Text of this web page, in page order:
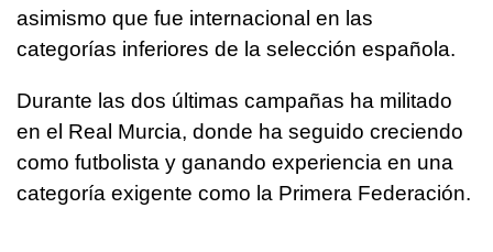
asimismo que fue internacional en las
categorías inferiores de la selección española.
Durante las dos últimas campañas ha militado
en el Real Murcia, donde ha seguido creciendo
como futbolista y ganando experiencia en una
categoría exigente como la Primera Federación.